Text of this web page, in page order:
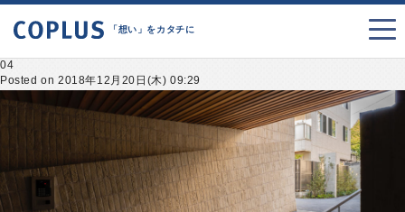
「想い」をカタチに
04
Posted on 2018年12月20日(木) 09:29